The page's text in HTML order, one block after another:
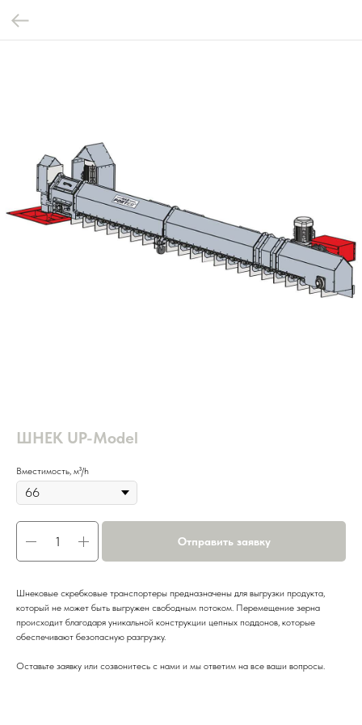
ШНЕК UP-Model
Вместимость, м³/h
Отправить заявку
Шнековые скребковые транспортеры предназначены для выгрузки продукта,
который не может быть выгружен свободным потоком. Перемещение зерна
происходит благодаря уникальной конструкции цепных поддонов, которые
обеспечивают безопасную разгрузку.
Оставьте заявку или созвонитесь с нами и мы ответим на все ваши вопросы.